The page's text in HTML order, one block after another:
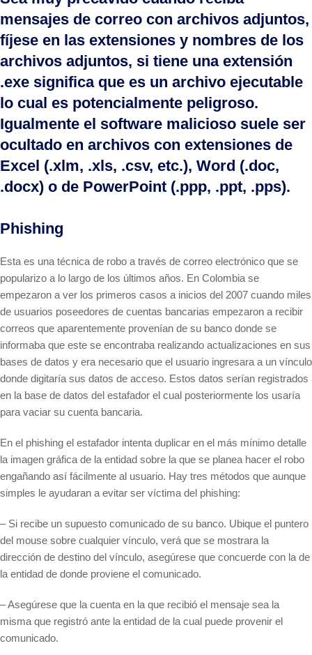
mensajes de correo con archivos adjuntos,
fíjese en las extensiones y nombres de los
archivos adjuntos, si tiene una extensión
.exe significa que es un archivo ejecutable
lo cual es potencialmente peligroso.
Igualmente el software malicioso suele ser
ocultado en archivos con extensiones de
Excel (.xlm, .xls, .csv, etc.), Word (.doc,
.docx) o de PowerPoint (.ppp, .ppt, .pps).
Phishing
Esta es una técnica de robo a través de correo electrónico que se
popularizo a lo largo de los últimos años. En Colombia se
empezaron a ver los primeros casos a inicios del 2007 cuando miles
de usuarios poseedores de cuentas bancarias empezaron a recibir
correos que aparentemente provenían de su banco donde se
informaba que este se encontraba realizando actualizaciones en sus
bases de datos y era necesario que el usuario ingresara a un vínculo
donde digitaría sus datos de acceso. Estos datos serían registrados
en la base de datos del estafador el cual posteriormente los usaría
para vaciar su cuenta bancaria.
En el phishing el estafador intenta duplicar en el más mínimo detalle
la imagen gráfica de la entidad sobre la que se planea hacer el robo
engañando así fácilmente al usuario. Hay tres métodos que aunque
simples le ayudaran a evitar ser víctima del phishing:
– Si recibe un supuesto comunicado de su banco. Ubique el puntero
del mouse sobre cualquier vínculo, verá que se mostrara la
dirección de destino del vínculo, asegúrese que concuerde con la de
la entidad de donde proviene el comunicado.
– Asegúrese que la cuenta en la que recibió el mensaje sea la
misma que registró ante la entidad de la cual puede provenir el
comunicado.